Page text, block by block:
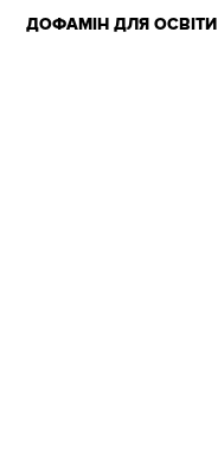
ДОФАМІН ДЛЯ ОСВІТИ